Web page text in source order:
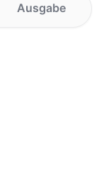
Ausgabe